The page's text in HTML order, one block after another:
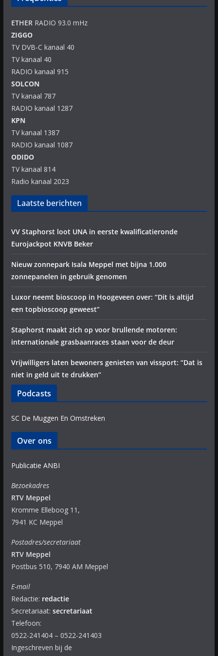
ETHERRADIO 93.0 mHz
ZIGGO
TV DVB-C kanaal 40
TV kanaal 40
RADIO kanaal 915
SOLCON
TV kanaal 787
RADIO kanaal 1287
KPN
TV kanaal 1387
RADIO kanaal 1087
ODIDO
TV kanaal 814
Radio kanaal 2023
Laatste berichten
VV Staphorst loot UNA in eerste kwalificatieronde
Eurojackpot KNVB Beker
Nieuw zonnepark Isala Meppel met bijna 1.000
zonnepanelen in gebruik genomen
Luxor neemt bioscoop in Hoogeveen over: “Dit is altijd
een topbioscoop geweest”
Staphorst maakt zich op voor brullende motoren:
internationale grasbaanraces staan voor de deur
Vrijwilligers laten bewoners genieten van vissport: “Dat is
niet in geld uit te drukken”
Podcasts
SC De Muggen En Omstreken
Over ons
Publicatie ANBI
Bezoekadres
RTV Meppel
Kromme Elleboog 11,
7941 KC Meppel
Postadres/secretariaat
RTV Meppel
Postbus 510, 7940 AM Meppel
E-mail
Redactie: redactie
Secretariaat: secretariaat
Telefoon:
0522-241404 – 0522-241403
Ingeschreven bij de